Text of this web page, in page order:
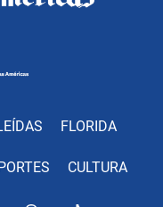
FLORIDA
CULTURA